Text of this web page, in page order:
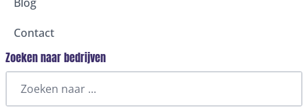
Contact
Zoeken naar bedrijven